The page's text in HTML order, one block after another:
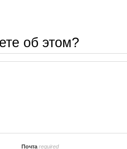
об этом?
Почта required